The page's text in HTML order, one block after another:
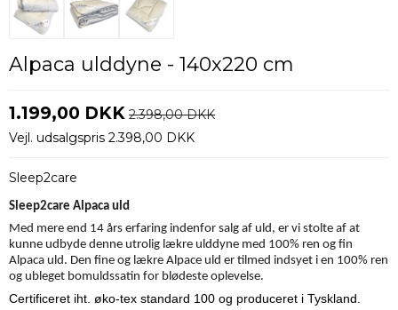
Alpaca ulddyne - 140x220 cm
1.199,00 DKK 2.398,00 DKK
Vejl. udsalgspris 2.398,00 DKK
Sleep2care
Sleep2care Alpaca uld
Med mere end 14 års erfaring indenfor salg af uld, er vi stolte af at
kunne udbyde denne utrolig lækre ulddyne med 100% ren og fin
Alpaca uld. Den fine og lækre Alpace uld er tilmed indsyet i en 100% ren
og ubleget bomuldssatin for blødeste oplevelse.
Certificeret iht. øko-tex standard 100 og produceret i Tyskland.